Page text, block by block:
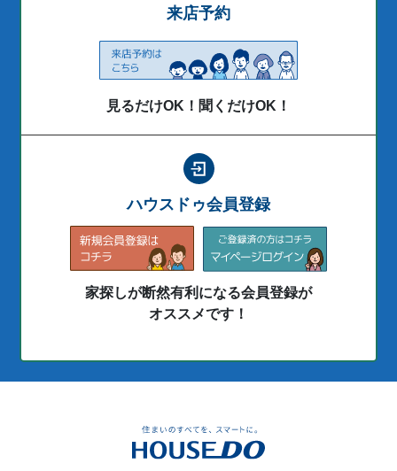
来店予約
見るだけOK！聞くだけOK！
ハウスドゥ会員登録
家探しが断然有利になる会員登録が
オススメです！